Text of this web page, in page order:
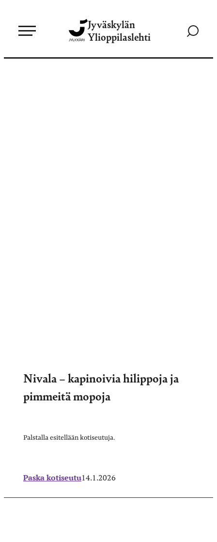
sisältöön
Jyväskylän
Ylioppilaslehti
Siirry
Nivala – kapinoivia hilippoja ja
pimmeitä mopoja
Palstalla esitellään kotiseutuja.
Paska kotiseutu14.1.2026